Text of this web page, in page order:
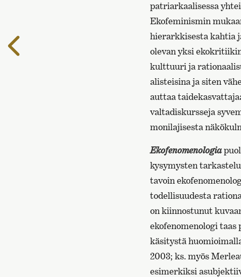
patriarkaalisessa
Ekofeminismin
hierarkkisesta kahtia
olevan yksi
kulttuuri ja
alisteisina ja siten
auttaa
valtadiskursseja
monilajisesta
Ekofenomenologia
kysymysten
tavoin
todellisuudesta
on kiinnostunut
ekofenomenologi
käsitystä
2003; ks. myös
esimerkiksi